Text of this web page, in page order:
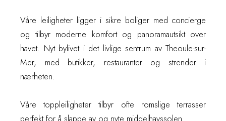
Våre leiligheter ligger i sikre boliger med concierge
og tilbyr moderne komfort og panoramautsikt over
havet. Nyt bylivet i det livlige sentrum av Theoule-sur-
Mer, med butikker, restauranter og strender i
nærheten.
Våre toppleiligheter tilbyr ofte romslige terrasser
perfekt for å slappe av og nyte middelhavssolen.